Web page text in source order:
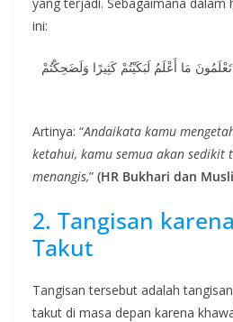
ini:
مَا أَعْلَمُ لَبَكَيْتُمْ كَثِيرًا وَلَضَحِكْتُمْ
Artinya: “Andaikata kamu
ketahui, kamu semua akan sedikit
menangis,” (HR Bukhari dan
2. Tangisan
Takut
Tangisan tersebut adalah
takut di masa depan karena